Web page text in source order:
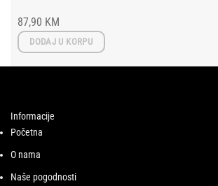
87,90 KM
DODAJ U KORPU
Informacije
Početna
O nama
Naše pogodnosti